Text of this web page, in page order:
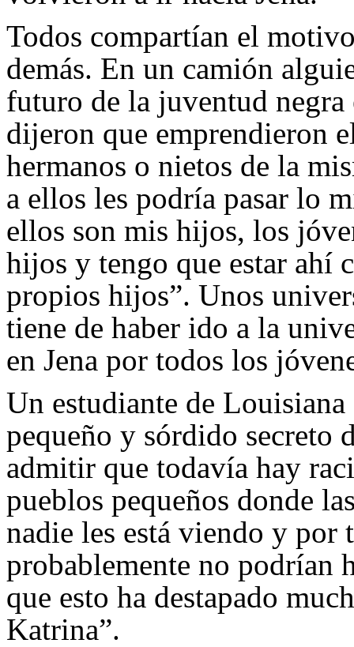
Todos compartían el
demás. En un camión
futuro de la juventud negra
dijeron que emprendieron
hermanos o nietos de la
a ellos les podría pasar lo
ellos son mis hijos, los
hijos y tengo que estar ahí
propios hijos”. Unos
tiene de haber ido a la
en Jena por todos los
Un estudiante de
pequeño y sórdido secreto
admitir que todavía hay
pueblos pequeños donde
nadie les está viendo y por
probablemente no podrían
que esto ha destapado
Katrina”.